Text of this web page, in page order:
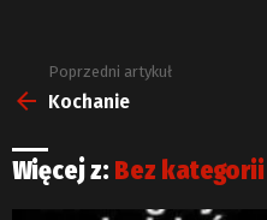
Zobacz
więcej
Poprzedni artykuł
Kochanie
Więcej z: Bez kategorii